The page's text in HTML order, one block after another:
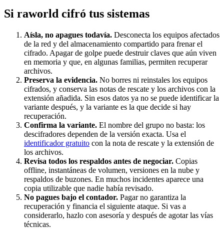
Si raworld cifró tus sistemas
Aísla, no apagues todavía. Desconecta los equipos afectados
de la red y del almacenamiento compartido para frenar el
cifrado. Apagar de golpe puede destruir claves que aún viven
en memoria y que, en algunas familias, permiten recuperar
archivos.
Preserva la evidencia. No borres ni reinstales los equipos
cifrados, y conserva las notas de rescate y los archivos con la
extensión añadida. Sin esos datos ya no se puede identificar la
variante después, y la variante es la que decide si hay
recuperación.
Confirma la variante. El nombre del grupo no basta: los
descifradores dependen de la versión exacta. Usa el
identificador gratuito con la nota de rescate y la extensión de
los archivos.
Revisa todos los respaldos antes de negociar. Copias
offline, instantáneas de volumen, versiones en la nube y
respaldos de buzones. En muchos incidentes aparece una
copia utilizable que nadie había revisado.
No pagues bajo el contador. Pagar no garantiza la
recuperación y financia el siguiente ataque. Si vas a
considerarlo, hazlo con asesoría y después de agotar las vías
técnicas.